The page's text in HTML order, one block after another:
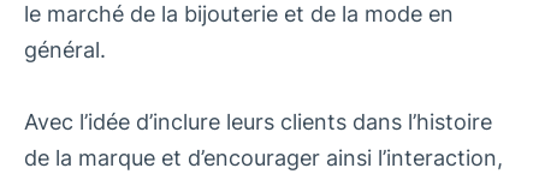
le marché de la bijouterie et de la mode en
général.
Avec l’idée d’inclure leurs clients dans l’histoire
de la marque et d’encourager ainsi l’interaction,